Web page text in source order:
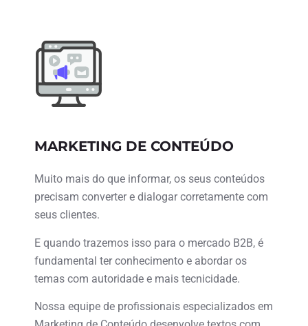
MARKETING DE CONTEÚDO
Muito mais do que informar, os seus conteúdos
precisam converter e dialogar corretamente com
seus clientes.
E quando trazemos isso para o mercado B2B, é
fundamental ter conhecimento e abordar os
temas com autoridade e mais tecnicidade.
Nossa equipe de profissionais especializados em